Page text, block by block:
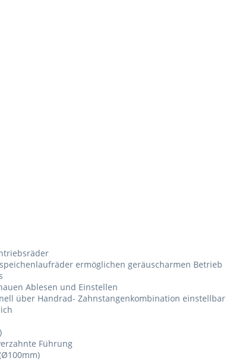
ermöglichen geräuscharmen Betrieb
Ablesen und Einstellen
über Handrad- Zahnstangenkombination einstellbar
Führung